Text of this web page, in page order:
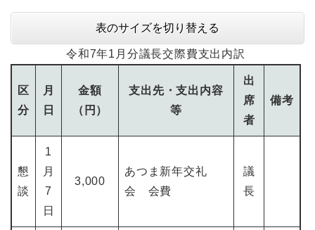
表のサイズを切り替える
令和7年1月分議長交際費支出内訳
区
分
月
日
金額
（円）
支出先・支出内容
等
出
席
者
備考
懇
談
1
月
7
日
3,000
あつま新年交礼
会 会費
議
長